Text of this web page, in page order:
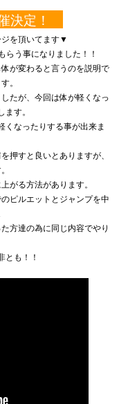
決定！
を頂いてます▼
らう事になりました！！
が変わると言うのを説明で
。
たが、今回は体が軽くなっ
す。
くなったりする事が出来ま
押すと良いとありますが、
がる方法があります。
ピルエットとジャンプを中
方達の為に同じ内容でやり
とも！！